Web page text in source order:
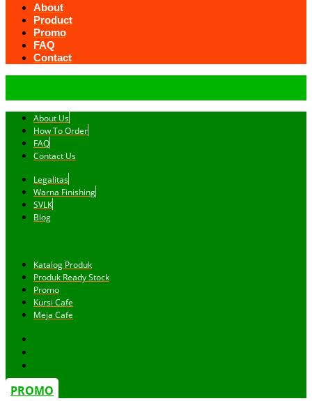
About
Product
Promo
FAQ
Contact
About Us
How To Order
FAQ
Contact Us
Legalitas
Warna Finishing
SVLK
Blog
Katalog Produk
Produk Ready Stock
Promo
Kursi Cafe
Meja Cafe
PROMO